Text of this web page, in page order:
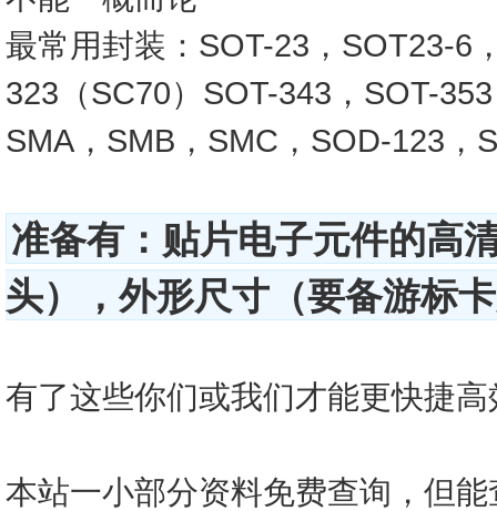
最常用封装：SOT-23，SOT23-6
323（SC70）SOT-343，SOT-
SMA，SMB，SMC，SOD-123，
准备有：贴片电子元件的高
头），外形尺寸（要备游标
有了这些你们或我们才能更快捷
本站一小部分资料免费查询，但